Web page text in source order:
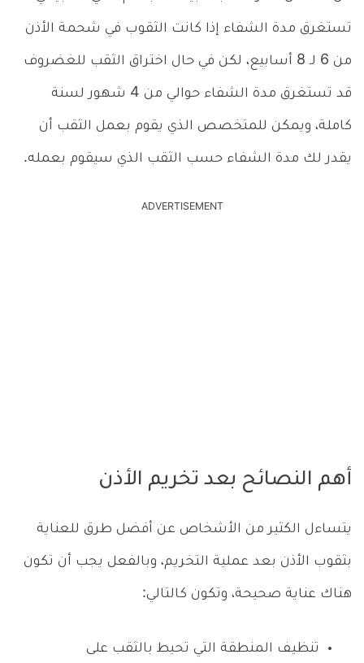
تستغرق مدة الشفاء إذا كانت الثقوب في شحمة الأذن
من 6 لـ 8 أسابيع، لكن في حال اختراق الثقب للغضروف
قد تستغرق مدة الشفاء حوالي من 4 شهور لسنة
كاملة، ويمكن للمتخصص الذي يقوم بعمل الثقب أن
يقدر لك مدة الشفاء حسب الثقب الذي سيقوم بعمله.
ADVERTISEMENT
أهم النصائح بعد تخريم الأذن
يتساءل الكثير من الأشخاص عن أفضل طرق للعناية
بثقوب الأذن بعد عملية التخريم، وبالفعل يجب أن تكون
هناك عناية صحيحة، وتكون كالتالي:
تنظيف المنطقة التي تحيط بالثقب على